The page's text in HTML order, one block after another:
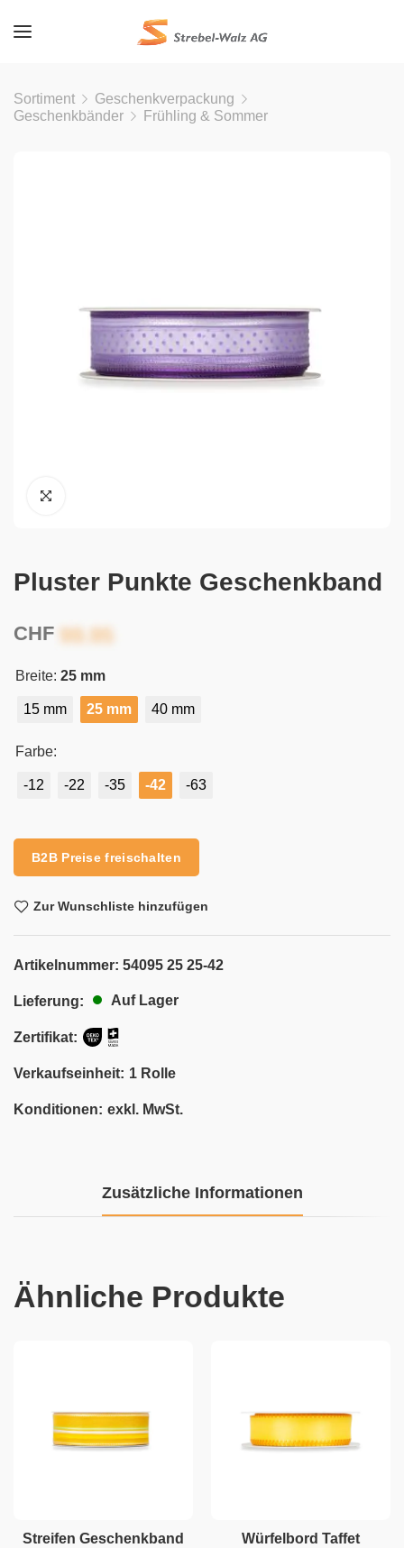
Sortiment
Geschenkverpackung
Geschenkbänder
Frühling & Sommer
Pluster Punkte Geschenkband
CHF
Breite: 25 mm
15 mm 25 mm 40 mm
Farbe:
-12 -22 -35 -42 -63
B2B Preise freischalten
Zur Wunschliste hinzufügen
Artikelnummer: 54095 25 25-42
Lieferung: Auf Lager
Zertifikat:
Verkaufseinheit: 1 Rolle
Konditionen: exkl. MwSt.
Zusätzliche Informationen
Ähnliche Produkte
Streifen Geschenkband
Würfelbord Taffet